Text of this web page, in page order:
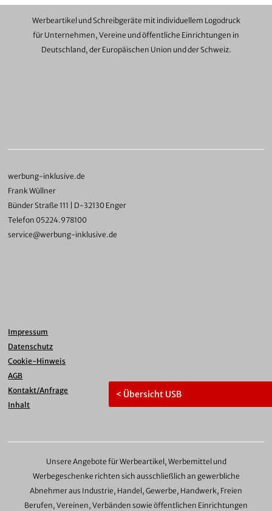
Werbeartikel und Schreibgeräte mit individuellem Logodruck
für Unternehmen, Vereine und öffentliche Einrichtungen in
Deutschland, der Europäischen Union und der Schweiz.
werbung-inklusive.de
Frank Wüllner
Bünder Straße 111 | D-32130 Enger
Telefon 05224.978100
service@werbung-inklusive.de
Impressum
Datenschutz
Cookie-Hinweis
AGB
Kontakt/Anfrage
Inhalt
Unsere Angebote für Werbeartikel, Werbemittel und
Werbegeschenke richten sich ausschließlich an gewerbliche
Abnehmer aus Industrie, Handel, Gewerbe, Handwerk, Freien
Berufen, Vereinen, Verbänden sowie öffentlichen Einrichtungen
< Übersicht USB